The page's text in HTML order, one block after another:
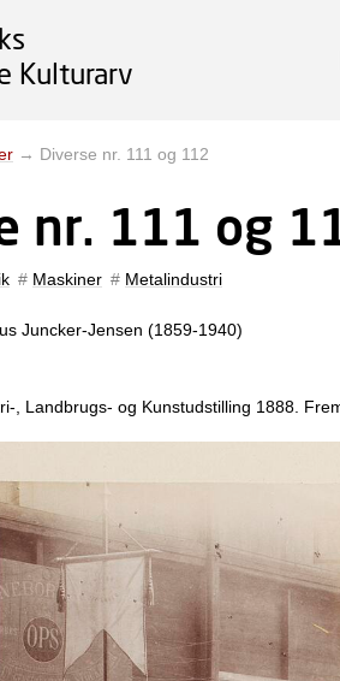
Kulturarv
→ Diverse nr. 111 og 112
nr. 111 og
Maskiner Metalindustri
Juncker-Jensen (1859-1940)
, Landbrugs- og Kunstudstilling 1888.